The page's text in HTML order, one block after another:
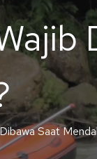
Saat